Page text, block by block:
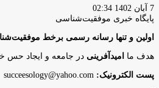
7 آبان 1402 02:34
پایگاه‌ خبری موفقیت‌شناسی
اولین و تنها رسانه رسمی برخط
هدف ما امیدآفرینی در جامعه و ایجاد حس
پست الکترونیک: